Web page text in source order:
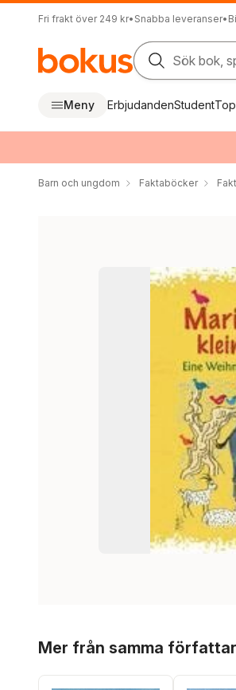
Fri frakt över 249 kr• Snabba leveranser•
Sök bok,
Meny ErbjudandenStudent
Barn och ungdom Faktaböcker
Mer från samma